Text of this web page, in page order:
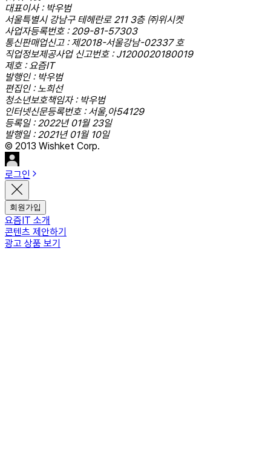
대표이사 : 박우범
서울특별시 강남구 테헤란로 211 3층 ㈜위시켓
사업자등록번호 : 209-81-57303
통신판매업신고 : 제2018-서울강남-02337 호
직업정보제공사업 신고번호 : J1200020180019
제호 : 요즘IT
발행인 : 박우범
편집인 : 노희선
청소년보호책임자 : 박우범
인터넷신문등록번호 : 서울,아54129
등록일 : 2022년 01월 23일
발행일 : 2021년 01월 10일
© 2013 Wishket Corp.
로그인
회원가입
요즘IT 소개
콘텐츠 제안하기
광고 상품 보기